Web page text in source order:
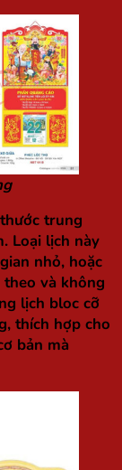
trung
Loại lịch này
nhỏ, hoặc
và không
lịch bloc cỡ
thích hợp cho
bản mà